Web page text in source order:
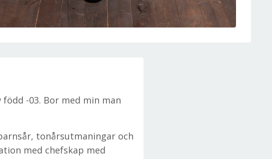
-03. Bor med min man
tonårsutmaningar och
med chefskap med